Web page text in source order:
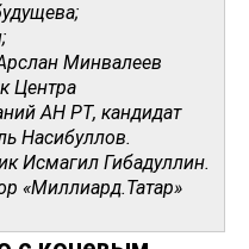
Минвалеев
Центра
АН РТ, кандидат
Насибуллов.
Исмагил Гибадуллин.
«Миллиард.Татар»